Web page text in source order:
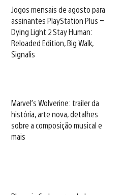
Jogos mensais de agosto para
assinantes PlayStation Plus –
Dying Light 2 Stay Human:
Reloaded Edition, Big Walk,
Signalis
Marvel’s Wolverine: trailer da
história, arte nova, detalhes
sobre a composição musical e
mais